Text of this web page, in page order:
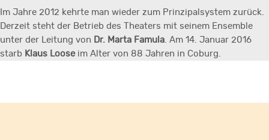
Im Jahre 2012 kehrte man wieder zum Prinzipalsystem zurück.
Derzeit steht der Betrieb des Theaters mit seinem Ensemble
unter der Leitung von Dr. Marta Famula . Am 14. Januar 2016
starb Klaus Looseim Alter von 88 Jahren in Coburg.